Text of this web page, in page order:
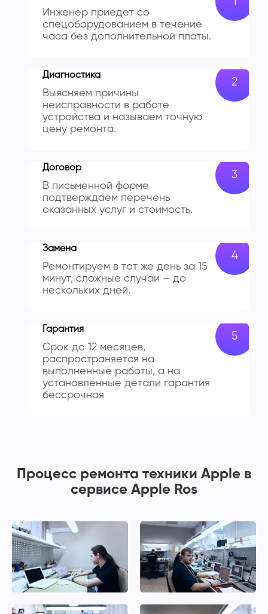
Инженер приедет со
спецоборудованием в течение
часа без дополнительной платы.
Диагностика
Выясняем причины
неисправности в работе
устройства и называем точную
цену ремонта.
Договор
В письменной форме
подтверждаем перечень
оказанных услуг и стоимость.
Замена
Ремонтируем в тот же день за 15
минут, сложные случаи – до
нескольких дней.
Гарантия
Срок до 12 месяцев,
распространяется на
выполненные работы, а на
установленные детали гарантия
бессрочная
Процесс ремонта техники Apple в
сервисе Apple Ros